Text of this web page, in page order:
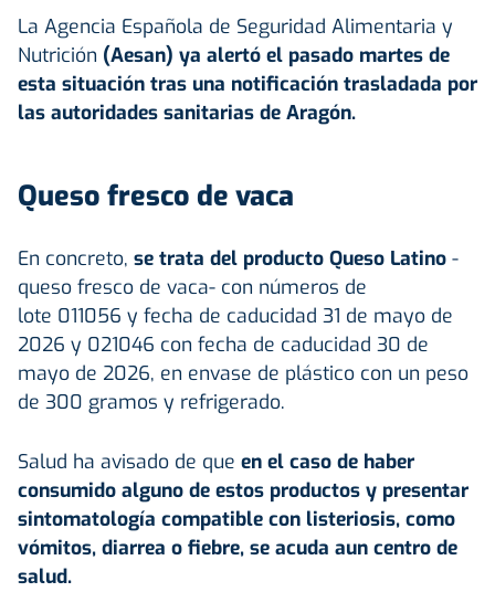
La Agencia Española de Seguridad Alimentaria y
Nutrición (Aesan) ya alertó el pasado martes de
esta situación tras una notificación trasladada por
las autoridades sanitarias de Aragón.
Queso fresco de vaca
En concreto, se trata del producto Queso Latino -
queso fresco de vaca- con números de
lote 011056 y fecha de caducidad 31 de mayo de
2026 y 021046 con fecha de caducidad 30 de
mayo de 2026, en envase de plástico con un peso
de 300 gramos y refrigerado.
Salud ha avisado de que en el caso de haber
consumido alguno de estos productos y presentar
sintomatología compatible con listeriosis, como
vómitos, diarrea o fiebre, se acuda aun centro de
salud.